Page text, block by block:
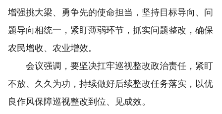
增强挑大梁、勇争先的使命担当，坚持目标导向、问
题导向相统一，紧盯薄弱环节，抓实问题整改，确保
农民增收、农业增效。
会议强调，要坚决扛牢巡视整改政治责任，紧盯
不放、久久为功，持续做好后续整改任务落实，以优
良作风保障巡视整改到位、见成效。